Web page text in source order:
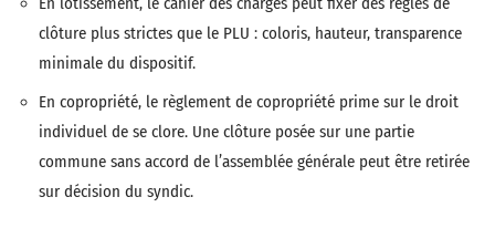
clôture plus strictes que le PLU : coloris, hauteur, transparence
minimale du dispositif.
En copropriété, le règlement de copropriété prime sur le droit
individuel de se clore. Une clôture posée sur une partie
commune sans accord de l’assemblée générale peut être retirée
sur décision du syndic.